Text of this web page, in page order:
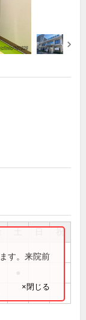
祝
す。来院前
×閉じる